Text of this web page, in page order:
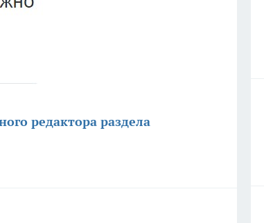
редактора раздела